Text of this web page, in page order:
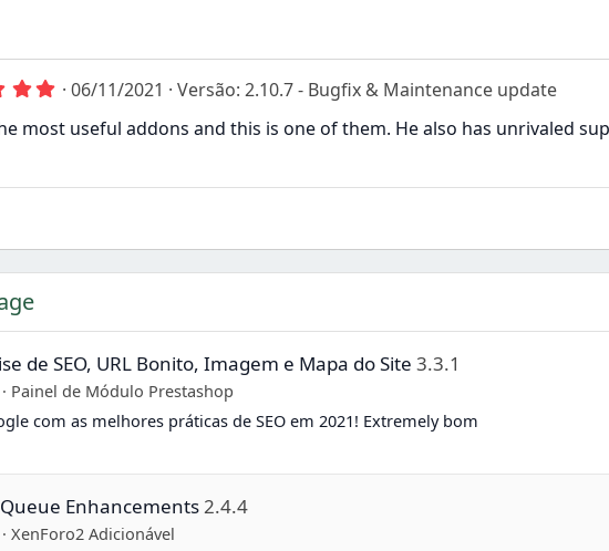
t
r
l
a
5
0
0
t
l
06/11/2021
Versão: 2.10.7 - Bugfix & Maintenance update
most useful addons and this is one of them. He also has unrivaled
de SEO, URL Bonito, Imagem e Mapa do Site 3.3.1
Painel de Módulo Prestashop
com as melhores práticas de SEO em 2021! Extremely bom
Enhancements2.4.4
XenForo2 Adicionável